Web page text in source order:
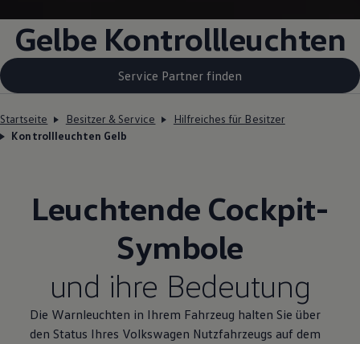
Gelbe Kontrollleuchten
Service Partner finden
Startseite Besitzer & Service
Hilfreiches für Besitzer
Kontrollleuchten Gelb
Leuchtende Cockpit-
Symbole
und ihre Bedeutung
Die Warnleuchten in Ihrem Fahrzeug halten Sie über
den Status Ihres Volkswagen Nutzfahrzeugs auf dem